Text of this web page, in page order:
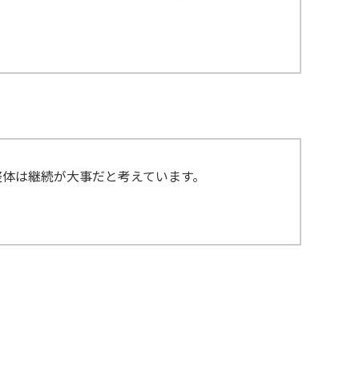
は継続が大事だと考えています。